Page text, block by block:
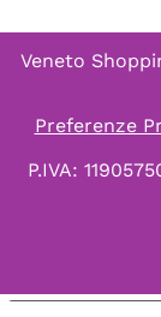
Veneto
Preferenze
P.IVA: